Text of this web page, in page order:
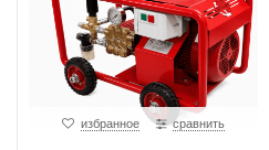
избранное сравнить